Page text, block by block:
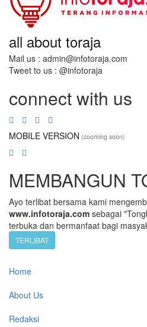
all about toraja
Mail us : admin@infotoraja.com
Tweet to us : @infotoraja
connect with us
MOBILE VERSION (cooming soon)
MEMBANGUN
Ayo terlibat bersama kami
www.infotoraja.com sebagai
terbuka dan bermanfaat bagi
TERLIBAT
Home
About Us
Redaksi